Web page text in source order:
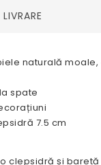
LIVRARE
naturală
spate
7.5 cm
clepsidră și